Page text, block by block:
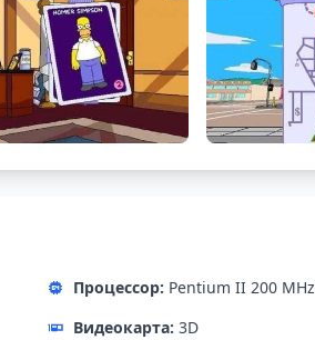
Процессор: Pentium II 200 MHz
Видеокарта: 3D